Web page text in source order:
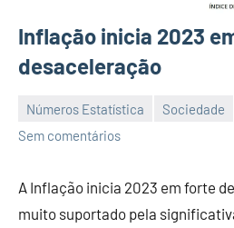
Inflação inicia 2023
desaceleração
Números Estatística Sociedade
Economia
Finanças
Sem comentários
A Inflação inicia 2023 em forte
muito suportado pela